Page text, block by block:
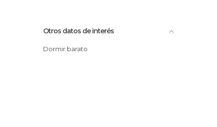
Otros datos de interés
Dormir barato